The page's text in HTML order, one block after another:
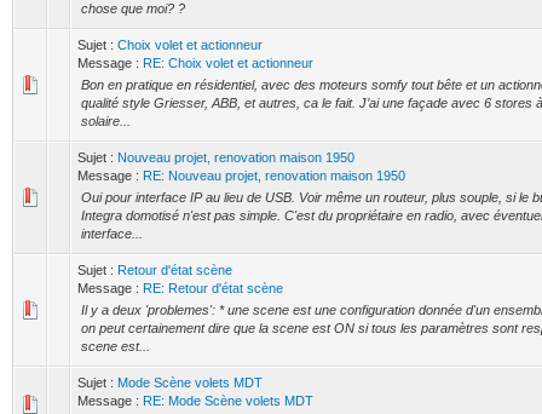
chose que moi? ?
Sujet : Choix volet et actionneur
Message : RE: Choix volet et actionneur
Bon en pratique en résidentiel, avec des moteurs somfy tout bête et un
qualité style Griesser, ABB, et autres, ca le fait. J’ai une façade avec 6 stores
solaire...
Sujet : Nouveau projet, renovation maison 1950
Message : RE: Nouveau projet, renovation maison 1950
Oui pour interface IP au lieu de USB. Voir même un routeur, plus souple, si le
Integra domotisé n'est pas simple. C'est du propriétaire en radio, avec
interface...
Sujet : Retour d'état scène
Message : RE: Retour d'état scène
Il y a deux 'problemes': * une scene est une configuration donnée d'un
on peut certainement dire que la scene est ON si tous les paramètres sont
scene est...
Sujet : Mode Scène volets MDT
Message : RE: Mode Scène volets MDT